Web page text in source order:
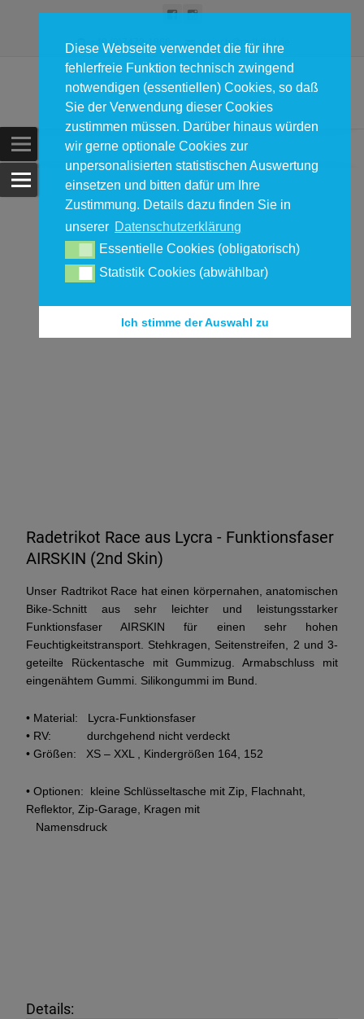
Diese Webseite verwendet die für ihre
fehlerfreie Funktion technisch zwingend
notwendigen (essentiellen) Cookies, so daß
Sie der Verwendung dieser Cookies
zustimmen müssen. Darüber hinaus würden
wir gerne optionale Cookies zur
unpersonalisierten statistischen Auswertung
einsetzen und bitten dafür um Ihre
Zustimmung. Details dazu finden Sie in
unserer Datenschutzerklärung
Essentielle Cookies (obligatorisch)
Statistik Cookies (abwählbar)
Ich stimme der Auswahl zu
+49 (0)7472-1866 maisch@radtrikot.de
Radetrikot Race aus Lycra - Funktionsfaser
AIRSKIN (2nd Skin)
Unser Radtrikot Race hat einen körpernahen, anatomischen
Bike-Schnitt aus sehr leichter und leistungsstarker
Funktionsfaser AIRSKIN für einen sehr hohen
Feuchtigkeitstransport. Stehkragen, Seitenstreifen, 2 und 3-
geteilte Rückentasche mit Gummizug. Armabschluss mit
eingenähtem Gummi. Silikongummi im Bund.
• Material: Lycra-Funktionsfaser
• RV: durchgehend nicht verdeckt
• Größen: XS – XXL , Kindergrößen 164, 152
• Optionen: kleine Schlüsseltasche mit Zip, Flachnaht,
Reflektor, Zip-Garage, Kragen mit
Namensdruck
Details: